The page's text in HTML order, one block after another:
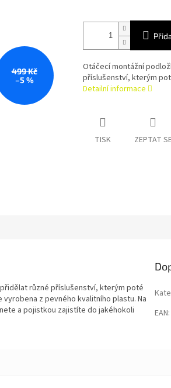
499 Kč
–5 %
Otáčecí montážní
příslušenství, kterým
Detailní informace
TISK ZEPTAT
různé příslušenství, kterým poté
z pevného kvalitního plastu. Na
a pojistkou zajistíte do jakéhokoli
EAN: